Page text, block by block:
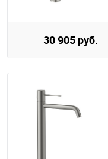
30 905 руб.